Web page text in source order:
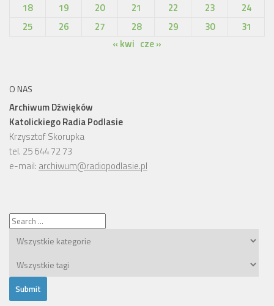
18
19 20 21 22 23
24
25
26 27 28 29 30
31
« kwi cze »
O NAS
Archiwum Dźwięków
Katolickiego Radia Podlasie
Krzysztof Skorupka
tel. 25 644 72 73
e-mail: archiwum@radiopodlasie.pl